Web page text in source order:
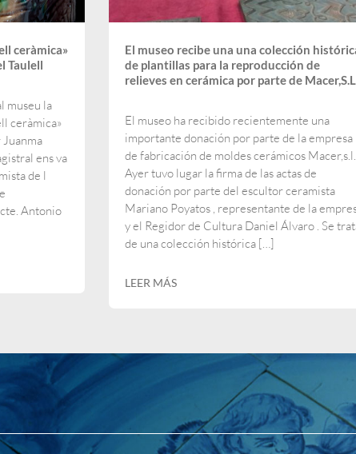
ceràmica»
Taulell
museu la
ceràmica»
ens va
de l
Antonio
El museo recibe una una colección
de plantillas para la reproducción de
relieves en cerámica por parte de Macer,S.L
El museo ha recibido recientemente una
importante donación por parte de la empresa
de fabricación de moldes cerámicos Macer,s.l.
Ayer tuvo lugar la firma de las actas de
donación por parte del escultor ceramista
Mariano Poyatos , representante de la
y el Regidor de Cultura Daniel Álvaro . Se
de una colección histórica […]
LEER MÁS